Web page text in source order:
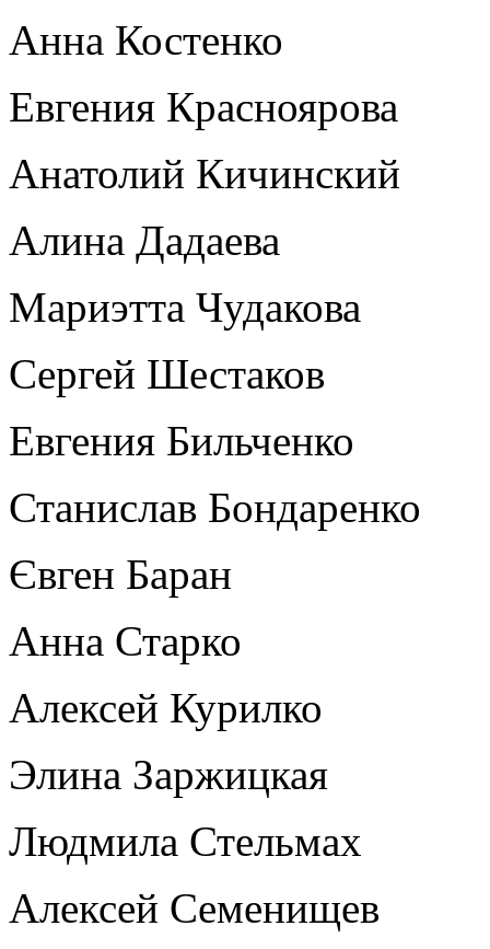
Анна Костенко
Евгения Красноярова
Анатолий Кичинский
Алина Дадаева
Мариэтта Чудакова
Сергей Шестаков
Евгения Бильченко
Станислав Бондаренко
Євген Баран
Анна Старко
Алексей Курилко
Элина Заржицкая
Людмила Стельмах
Алексей Семенищев